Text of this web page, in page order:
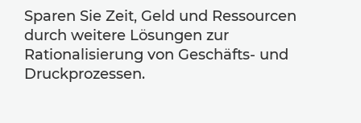
Sparen Sie Zeit, Geld und Ressourcen
durch weitere Lösungen zur
Rationalisierung von Geschäfts- und
Druckprozessen.